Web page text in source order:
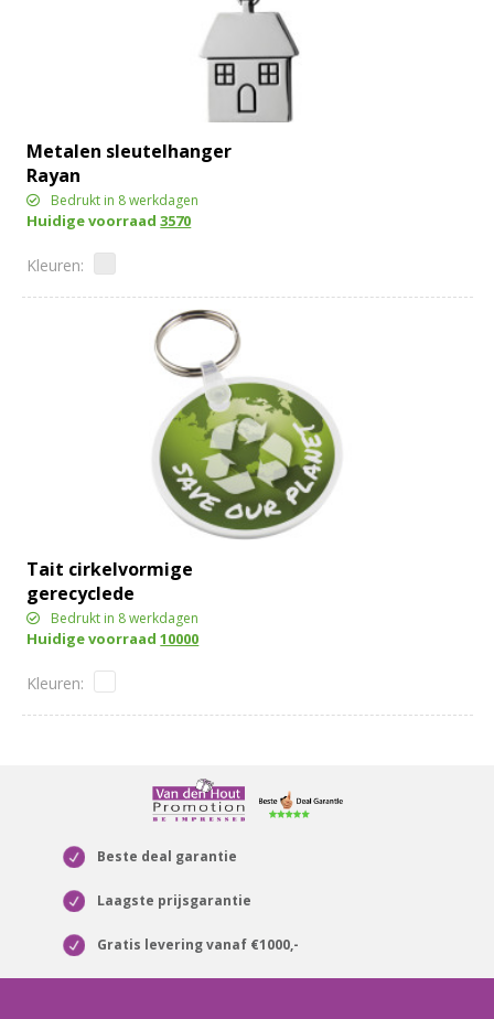
Metalen sleutelhanger
Rayan
Bedrukt in 8 werkdagen
Huidige voorraad3570
Tait cirkelvormige
gerecyclede
sleutelhanger
Bedrukt in 8 werkdagen
Huidige voorraad10000
Beste deal garantie
Laagste prijsgarantie
Gratis levering vanaf €1000,-